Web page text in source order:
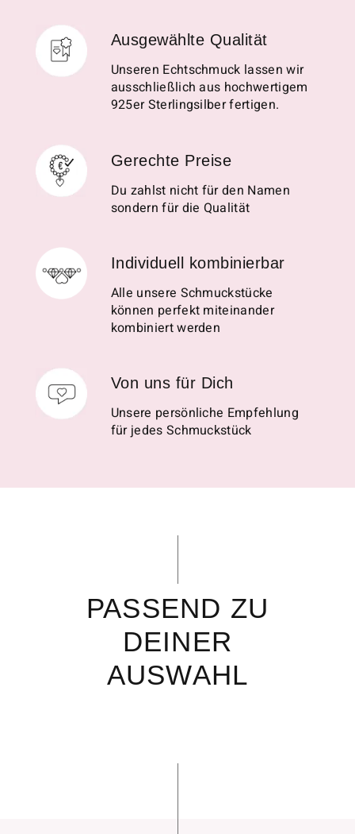
Ausgewählte Qualität
Unseren Echtschmuck lassen wir
ausschließlich aus hochwertigem
925er Sterlingsilber fertigen.
Gerechte Preise
Du zahlst nicht für den Namen
sondern für die Qualität
Individuell kombinierbar
Alle unsere Schmuckstücke
können perfekt miteinander
kombiniert werden
Von uns für Dich
Unsere persönliche Empfehlung
für jedes Schmuckstück
PASSEND ZU
DEINER
AUSWAHL